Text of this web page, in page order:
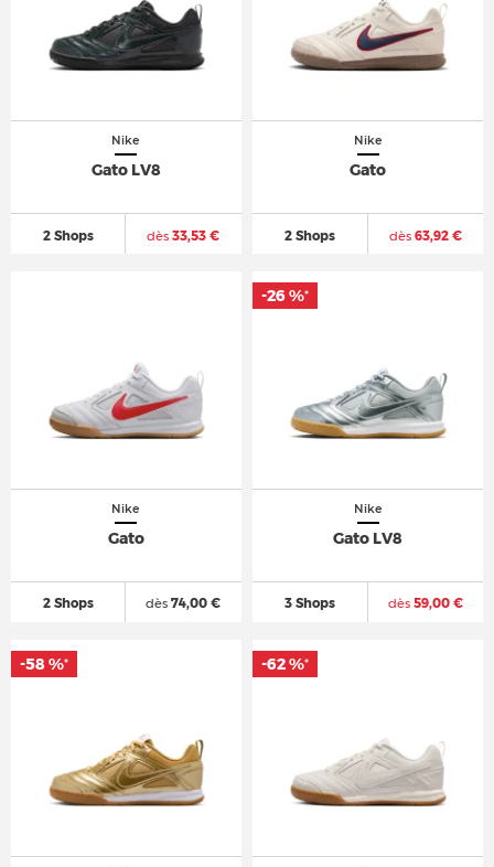
Nike
Gato LV8
2 Shops dès 33,53 €
Nike
Gato
2 Shops dès63,92 €
Nike
Gato
2 Shops dès 74,00 €
Nike
Gato LV8
3 Shops dès59,00 €
-26 %*
-58 %* -62 %*